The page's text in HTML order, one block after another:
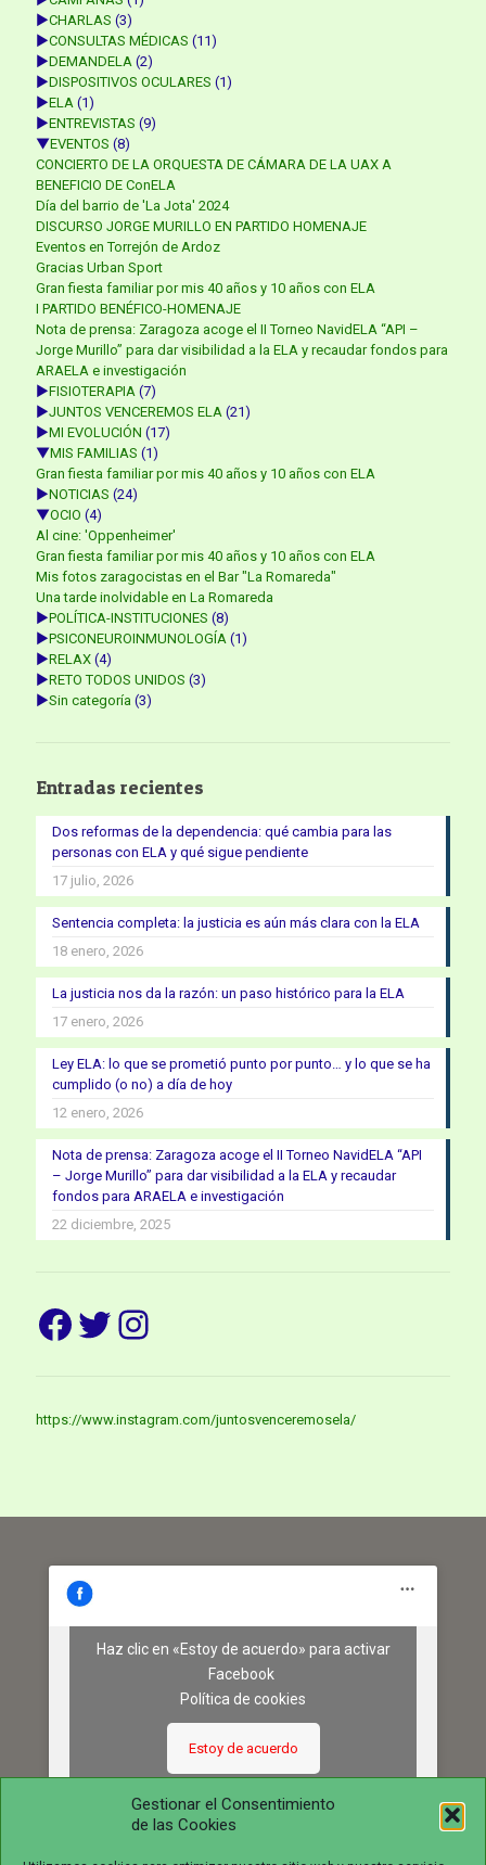
Gestionar el Consentimiento
de las Cookies
►CHARLAS (3)
►CONSULTAS MÉDICAS (11)
►DEMANDELA (2)
►DISPOSITIVOS OCULARES (1)
►ELA (1)
►ENTREVISTAS (9)
▼EVENTOS (8)
CONCIERTO DE LA ORQUESTA DE CÁMARA DE LA UAX A
BENEFICIO DE ConELA
Día del barrio de 'La Jota' 2024
DISCURSO JORGE MURILLO EN PARTIDO HOMENAJE
Eventos en Torrejón de Ardoz
Gracias Urban Sport
Gran fiesta familiar por mis 40 años y 10 años con ELA
I PARTIDO BENÉFICO-HOMENAJE
Nota de prensa: Zaragoza acoge el II Torneo NavidELA “API –
Jorge Murillo” para dar visibilidad a la ELA y recaudar fondos para
ARAELA e investigación
►FISIOTERAPIA (7)
►JUNTOS VENCEREMOS ELA (21)
►MI EVOLUCIÓN (17)
▼MIS FAMILIAS (1)
Gran fiesta familiar por mis 40 años y 10 años con ELA
►NOTICIAS (24)
▼OCIO (4)
Al cine: 'Oppenheimer'
Gran fiesta familiar por mis 40 años y 10 años con ELA
Mis fotos zaragocistas en el Bar "La Romareda"
Una tarde inolvidable en La Romareda
►POLÍTICA-INSTITUCIONES (8)
►PSICONEUROINMUNOLOGÍA (1)
►RELAX (4)
►RETO TODOS UNIDOS (3)
►Sin categoría (3)
Entradas recientes
Dos reformas de la dependencia: qué cambia para las
personas con ELA y qué sigue pendiente
17 julio, 2026
Sentencia completa: la justicia es aún más clara con la ELA
18 enero, 2026
La justicia nos da la razón: un paso histórico para la ELA
17 enero, 2026
Ley ELA: lo que se prometió punto por punto… y lo que se ha
cumplido (o no) a día de hoy
12 enero, 2026
Nota de prensa: Zaragoza acoge el II Torneo NavidELA “API
– Jorge Murillo” para dar visibilidad a la ELA y recaudar
fondos para ARAELA e investigación
22 diciembre, 2025
Facebook
Twitter
Instagram
https://www.instagram.com/juntosvenceremosela/
Haz clic en «Estoy de acuerdo» para activar
Facebook
Política de cookies
Estoy de acuerdo